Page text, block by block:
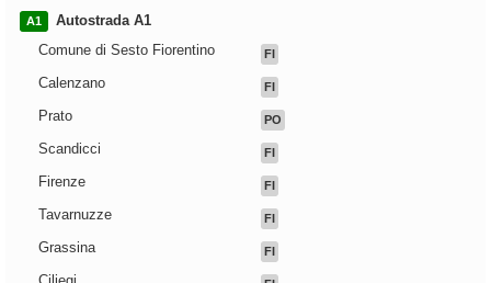
A1
Autostrada A1
Comune di Sesto Fiorentino
FI
Calenzano FI
Prato PO
Scandicci FI
Firenze FI
Tavarnuzze FI
Grassina FI